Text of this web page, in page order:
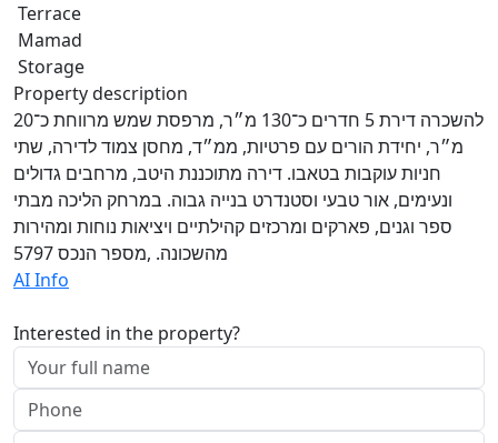
Terrace
Mamad
Storage
Property description
להשכרה דירת 5 חדרים כ־130 מ״ר, מרפסת שמש מרווחת כ־20
מ״ר, יחידת הורים עם פרטיות, ממ״ד, מחסן צמוד לדירה, שתי
חניות עוקבות בטאבו. דירה מתוכננת היטב, מרחבים גדולים
ונעימים, אור טבעי וסטנדרט בנייה גבוה. במרחק הליכה מבתי
ספר וגנים, פארקים ומרכזים קהילתיים ויציאות נוחות ומהירות
מהשכונה. ,מספר הנכס 5797
AI Info
Interested in the property?